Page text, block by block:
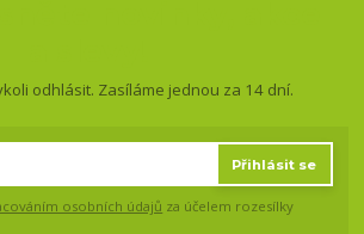
odhlásit. Zasíláme jednou za 14 dní.
Přihlásit se
osobních údajů za účelem rozesílky